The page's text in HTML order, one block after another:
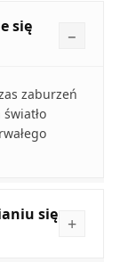
się
zaburzeń
się